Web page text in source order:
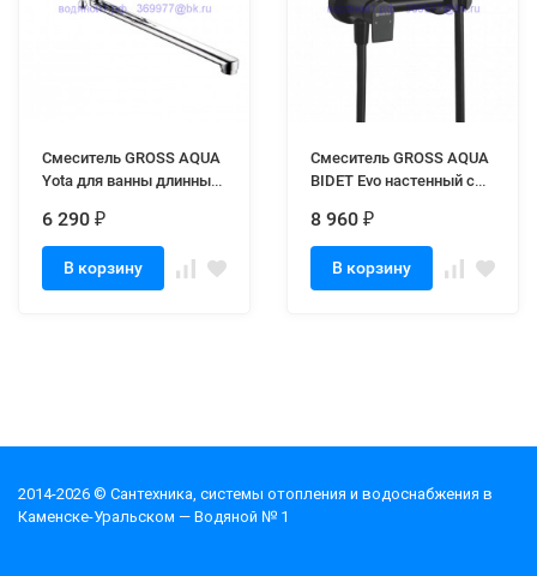
Смеситель GROSS AQUA
Yota для ванны длинный
6 290 ₽
В корзину
Смеситель GROSS AQUA
BIDET Evo настенный с
GA012202MВ
(GA012201MВ)
8 960 ₽
В корзину
2014-2026 © Cантехника, системы отопления и водоснабжения в
Каменске-Уральском — Водяной № 1